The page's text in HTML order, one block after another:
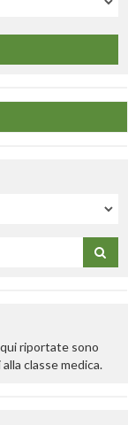
riportate sono
classe medica.